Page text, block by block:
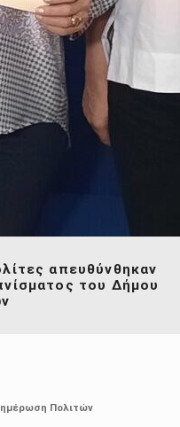
απευθύνθηκαν
του Δήμου
Πολιτών